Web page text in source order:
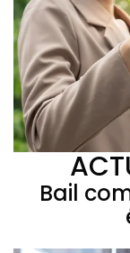
Bail